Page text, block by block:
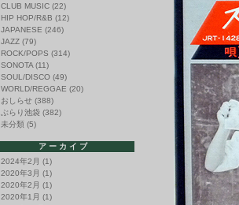
CLUB MUSIC (22)
HIP HOP/R&B (12)
JAPANESE (246)
JAZZ (79)
ROCK/POPS (314)
SONOTA (11)
SOUL/DISCO (49)
WORLD/REGGAE (20)
おしらせ (388)
ぶらり池袋 (382)
未分類 (5)
アーカイブ
2024年2月 (1)
2020年3月 (1)
2020年2月 (1)
2020年1月 (1)